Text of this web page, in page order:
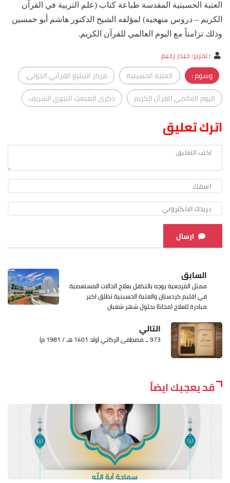
العتبة الحسينية المقدسة طباعة كتاب (علم التربية في القرآن
الكريم – دروس منهجية) لمؤلفه الشيخ الدكتور هاشم أبو خمسين
وذلك تزامناً مع اليوم العالمي للقرآن الكريم.
:تحرير: حيدر رحيم
وسوم :
العتبة الحسينية
مركز التبليغ القرآني الدولي.
اليوم العالمي للقرآن الكريم
ذكرى المبعث النبوي الشريف
اترك تعليق
ارسال
السابق
ممثل المرجعية يوجه بالتكفل بعلاج الحالات المستعصية
في اقليم كردستان والعتبة الحسينية تطلق اكبر
مبادرة للعلاج (مجانا) بحلول شهر شعبان
التالي
973 ــ مصطفى الركابي (ولد 1401 هـ / 1981 م)
قد يعجبك ايضاً